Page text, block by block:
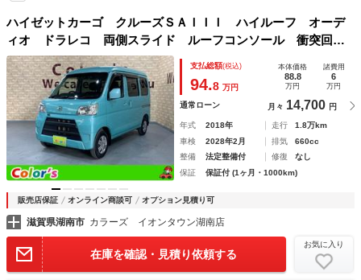
ハイゼットカーゴ クルーズＳＡＩＩＩ ハイルーフ オーデ
ィオ ドラレコ 両側スライド ルーフコンソール 衝突回避
支援ブレーキ スマートアシスト３ オートハイビーム ＬＥ
Ｄ荷室灯 電格ミラー ヘッドレスト付分割シート アイドリ
ングストップ
支払総額(税込)
94.8 万円
本体価格
88.8
万円
諸費用
6
万円
通常ローン 月々 14,700 円
年式 2018年 走行
1.8万km
車検
2028年2月 排気
660cc
整備
法定整備付 修復
なし
保証
保証付 (1ヶ月・1000km)
販売店保証 オンライン商談可 オプション見積り可
滋賀県湖南市 カラーズ イオンタウン湖南店
在庫を確認・見積り依頼する
お気に入り